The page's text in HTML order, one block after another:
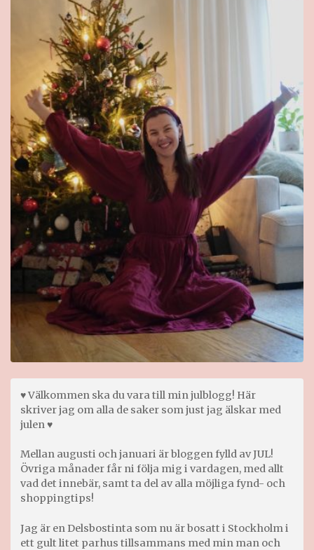
♥ Välkommen ska du vara till min julblogg! Här
skriver jag om alla de saker som just jag älskar med
julen ♥
Mellan augusti och januari är bloggen fylld av JUL!
Övriga månader får ni följa mig i vardagen, med allt
vad det innebär, samt ta del av alla möjliga fynd- och
shoppingtips!
Jag är en Delsbostinta som nu är bosatt i Stockholm i
ett gult litet parhus tillsammans med min man och